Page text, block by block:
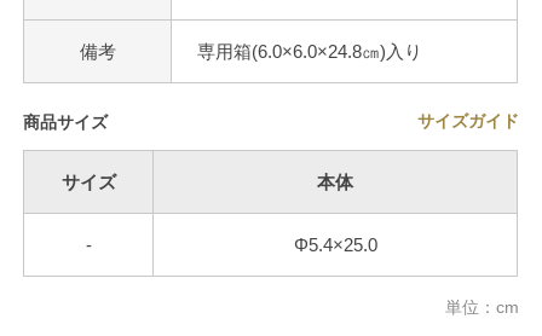
備考 専用箱(6.0×6.0×24.8㎝)入り
商品サイズ サイズガイド
サイズ 本体
- Φ5.4×25.0
単位：cm